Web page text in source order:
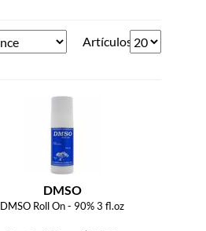
Artículos
DMSO
DMSO Roll On - 90% 3 fl.oz